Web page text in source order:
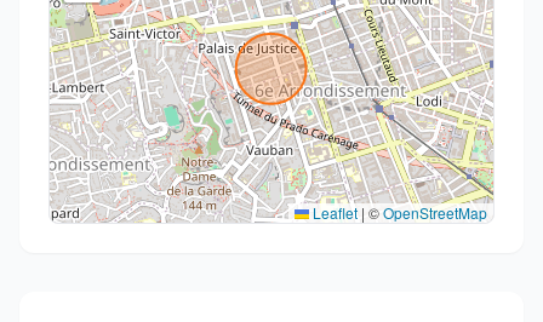
Leaflet | ©OpenStreetMap